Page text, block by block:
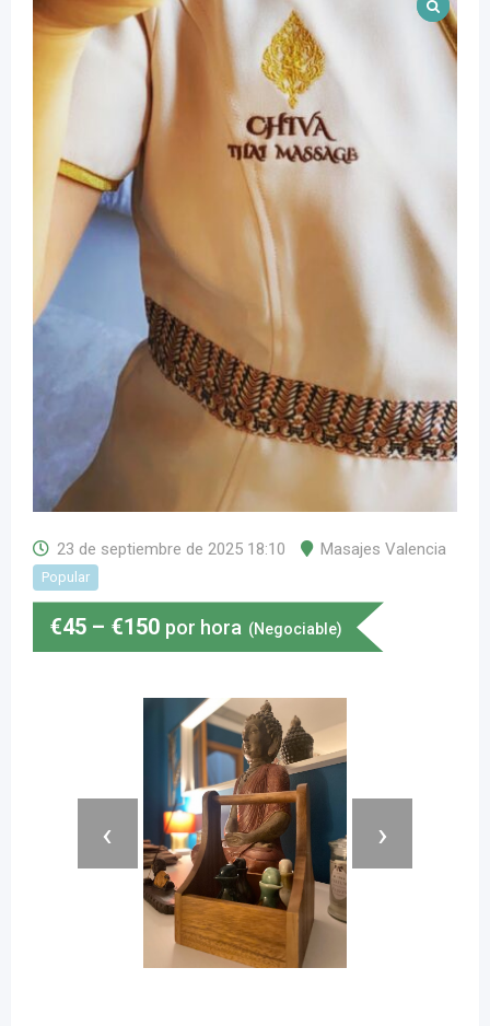
23 de septiembre de 2025 18:10 Masajes Valencia
Popular
€45 – €150 por hora (Negociable)
‹ ›